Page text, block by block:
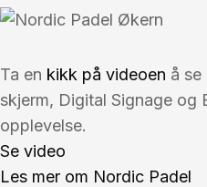
Ta en kikk på videoen å se
skjerm, Digital Signage og
opplevelse.
Se video
Les mer om Nordic Padel